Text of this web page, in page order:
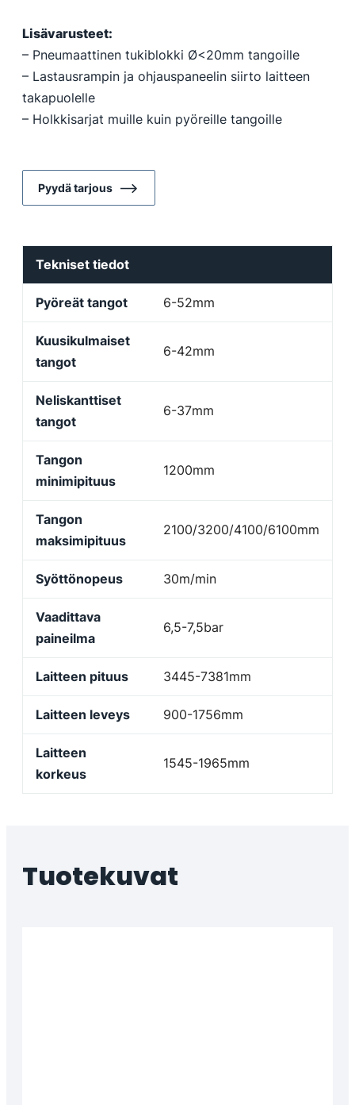
Lisävarusteet:
– Pneumaattinen tukiblokki Ø<20mm tangoille
– Lastausrampin ja ohjauspaneelin siirto laitteen
takapuolelle
– Holkkisarjat muille kuin pyöreille tangoille
Pyydä tarjous
Tekniset tiedot
Pyöreät tangot 6-52mm
Kuusikulmaiset
tangot
6-42mm
Neliskanttiset
tangot
6-37mm
Tangon
minimipituus
1200mm
Tangon
maksimipituus
2100/3200/4100/6100mm
Syöttönopeus 30m/min
Vaadittava
paineilma
6,5-7,5bar
Laitteen pituus 3445-7381mm
Laitteen leveys 900-1756mm
Laitteen
korkeus
1545-1965mm
Tuotekuvat